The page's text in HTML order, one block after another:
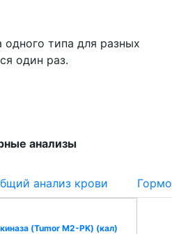
одного типа для разных
один раз.
анализы
анализ крови
(Tumor M2-PK) (кал)